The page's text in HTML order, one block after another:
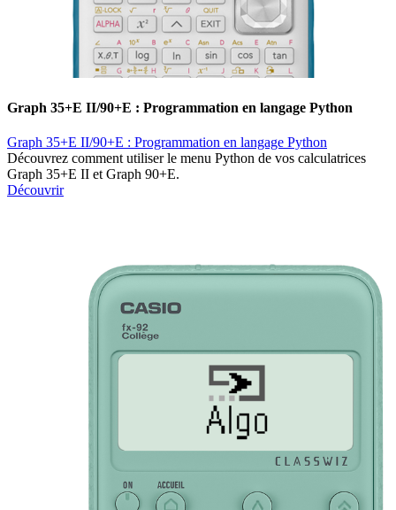
Graph 35+E II/90+E : Programmation en langage Python
Graph 35+E II/90+E : Programmation en langage Python
Découvrez comment utiliser le menu Python de vos calculatrices
Graph 35+E II et Graph 90+E.
Découvrir